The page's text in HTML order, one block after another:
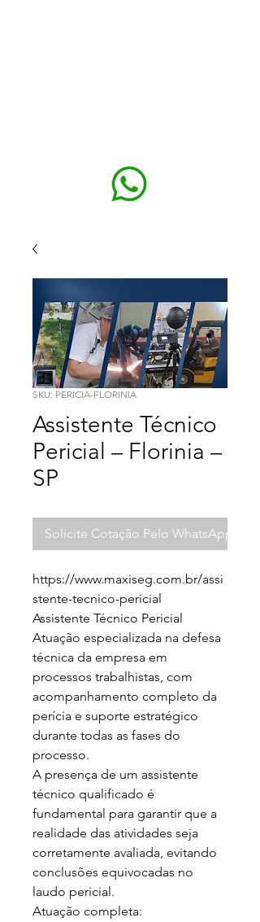
SKU: PERICIA-FLORINIA
Assistente Técnico
Pericial – Florinia –
SP
Solicite Cotação Pelo WhatsApp
https://www.maxiseg.com.br/assi
stente-tecnico-pericial
Assistente Técnico Pericial
Atuação especializada na defesa
técnica da empresa em
processos trabalhistas, com
acompanhamento completo da
perícia e suporte estratégico
durante todas as fases do
processo.
A presença de um assistente
técnico qualificado é
fundamental para garantir que a
realidade das atividades seja
corretamente avaliada, evitando
conclusões equivocadas no
laudo pericial.
Atuação completa: